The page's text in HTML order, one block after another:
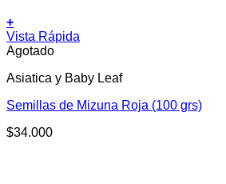
+
Vista Rápida
Agotado
Asiatica y Baby Leaf
Semillas de Mizuna Roja (100 grs)
$34.000